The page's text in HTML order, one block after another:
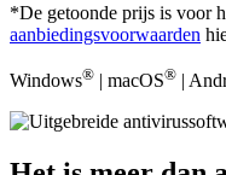
*De getoonde prijs is voor
aanbiedingsvoorwaarden
Windows® | macOS® |